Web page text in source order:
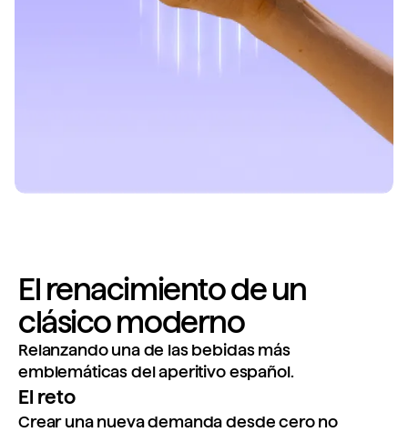
El renacimiento de un
clásico moderno
Relanzando una de las bebidas más
emblemáticas del aperitivo español.
El reto
Crear una nueva demanda desde cero no